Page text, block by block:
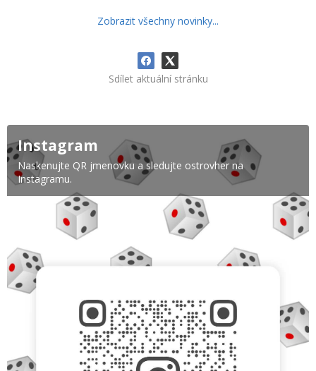
Zobrazit všechny novinky...
Sdílet aktuální stránku
Instagram
Naskenujte QR jmenovku a sledujte ostrovher na
Instagramu.